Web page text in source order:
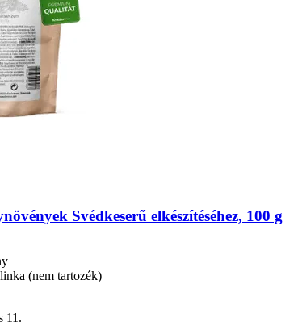
Svédkeserű elkészítéséhez, 100 g
(nem tartozék)
11.